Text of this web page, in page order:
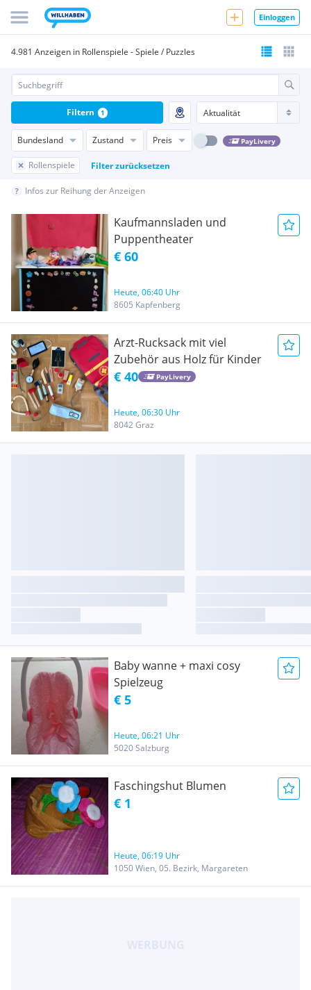
Einloggen
4.981 Anzeigen in Rollenspiele - Spiele / Puzzles
Bundesland Zustand Preis PayLivery
Rollenspiele Filter zurücksetzen
Filtern 1
Infos zur Reihung der Anzeigen
Kaufmannsladen und
Puppentheater
€ 60
Heute, 06:40 Uhr
8605 Kapfenberg
Arzt-Rucksack mit viel
Zubehör aus Holz für Kinder
€ 40 PayLivery
Heute, 06:30 Uhr
8042 Graz
Baby wanne + maxi cosy
Spielzeug
€ 5
Heute, 06:21 Uhr
5020 Salzburg
Faschingshut Blumen
€ 1
Heute, 06:19 Uhr
1050 Wien, 05. Bezirk, Margareten